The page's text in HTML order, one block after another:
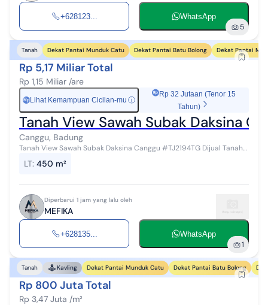
+628123... WhatsApp
5
Tanah Dekat Pantai Munduk Catu Dekat Pantai Batu Bolong Dekat Pantai
Rp 5,17 Miliar Total
Rp 1,15 Miliar /are
Rp Lihat Kemampuan Cicilan-mu ⓘ
Rp 32 Jutaan (Tenor 15
Tahun)
Tanah View Sawah Subak Daksina
Canggu, Badung
Tanah View Sawah Subak Daksina Canggu #TJ2194TG Dijual Tanah
Panjang Tanah : 2...
LT: 450 m²
Diperbarui 1 jam yang lalu oleh
MEFIKA
+628135... WhatsApp
1
Tanah Kavling Dekat Pantai Munduk Catu Dekat Pantai Batu Bolong
Rp 800 Juta Total
Rp 3,47 Juta /m²